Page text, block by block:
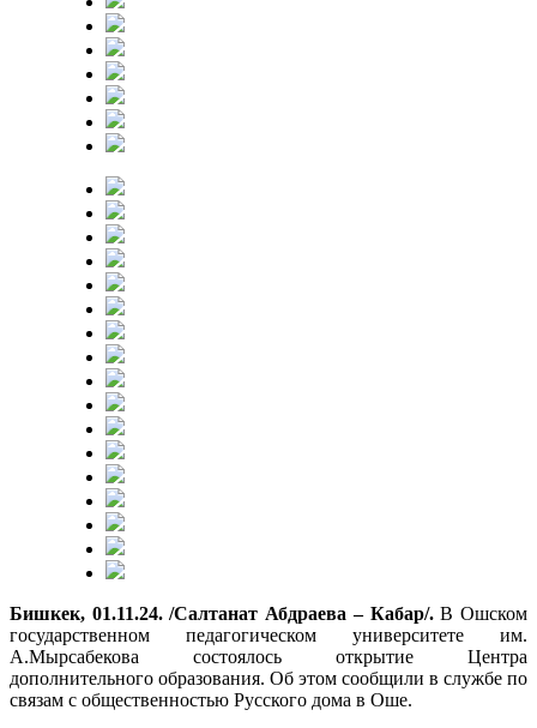
Бишкек, 01.11.24. /Салтанат Абдраева – Кабар/.В Ошском
государственном педагогическом университете им.
А.Мырсабекова состоялось открытие Центра
дополнительного образования. Об этом сообщили в службе по
связам с общественностью Русского дома в Оше.